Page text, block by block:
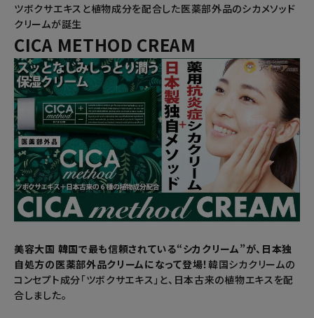
ツボクサエキスと植物成分を配合した医薬部外品のシカメソッド
クリームが誕生
CICA METHOD CREAM
美容大国 韓国で最も信頼されている“シカクリーム”が、日本独
自処方の医薬部外品クリームになって登場！ 韓国シカクリームの
コンセプト成分「ツボクサエキス」と、日本古来の植物エキスを配
合しました。